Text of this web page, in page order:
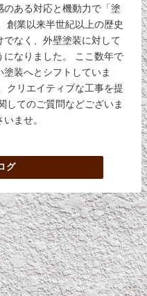
ある対応と機動力で「塗
創業以来半世紀以上の歴史
なく、外壁塗装に対して
になりました。 ここ数年で
装へとシフトしていま
クリエイティブな工事を提
してのご質問などございま
ませ。
グ